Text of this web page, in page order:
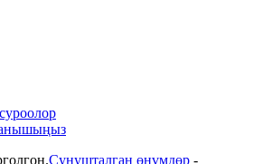
Сунушталган өнүмдөр -